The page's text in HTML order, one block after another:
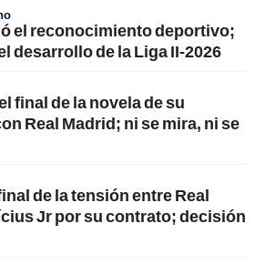
el reconocimiento deportivo;
desarrollo de la Liga II-2026
final de la novela de su
Real Madrid; ni se mira, ni se
de la tensión entre Real
Jr por su contrato; decisión